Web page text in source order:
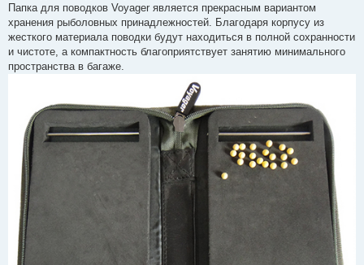
д
о
л
е
н
Папка для поводков Voyager является прекрасным вариантом
хранения рыболовных принадлежностей. Благодаря корпусу из
жесткого материала поводки будут находиться в полной сохранности
и чистоте, а компактность благоприятствует занятию минимального
пространства в багаже.